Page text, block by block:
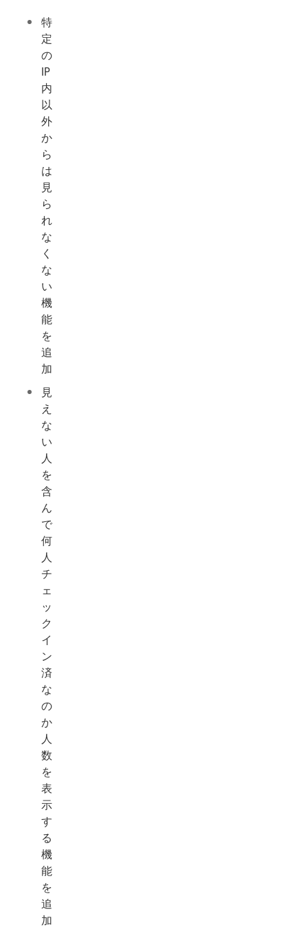
特
定
の
IP（店
内）
以
外
か
ら
は
見
ら
れ
な
く
な
い
機
能
を
追
加
見
え
な
い
人
を
含
ん
で
何
人
チ
ェ
ッ
ク
イ
ン
済
な
の
か
人
数
を
表
示
す
る
機
能
を
追
加